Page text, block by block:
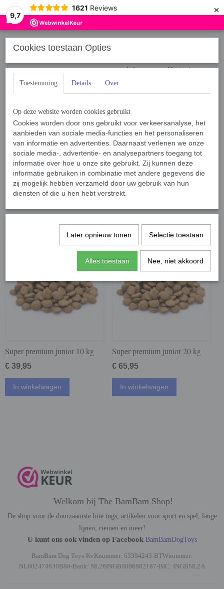
9,7
1621 Reviews ×
Inloggen Registreren
Home › Voeding › Voeding Hond › Brokken › Super premium junior
Sorteer op:
Super premium junior 10 kg
€ 39,95
In winkelwagen
Super premium junior 20 kg
€ 65,95
In winkelwagen
Welkom bij The BamBam Shop!
De shop voor de duurzaamste bite tugs, artikelen voor sport en spel, lange
lijnen, riemen en meer!
U kunt ons ook vinden op Facebook BamBamDogToys
BamBam Dog Toys-KvKnummer: 63394243-BTWnummer:
NL002474630B88-Bank: NL26INGB0006882187-BIC: INGBNL2A
Cookies toestaan Opties
Toestemming Details Over
Op deze website worden cookies gebruikt
Cookies worden door ons gebruikt voor verkeersanalyse, het
aanbieden van sociale media-functies en het personaliseren
van informatie en advertenties. Daarnaast verlenen we onze
sociale media-, advertentie- en analysepartners toegang tot
informatie over hoe u onze site gebruikt. Zij kunnen deze
informatie gebruiken in combinatie met andere gegevens die
zij mogelijk hebben verzameld door uw gebruik van hun
diensten of die u hen hebt verstrekt.
Later opnieuw tonen Selectie toestaan
Alles toestaan Nee, niet akkoord